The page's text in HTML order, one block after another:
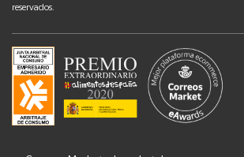
reservados.